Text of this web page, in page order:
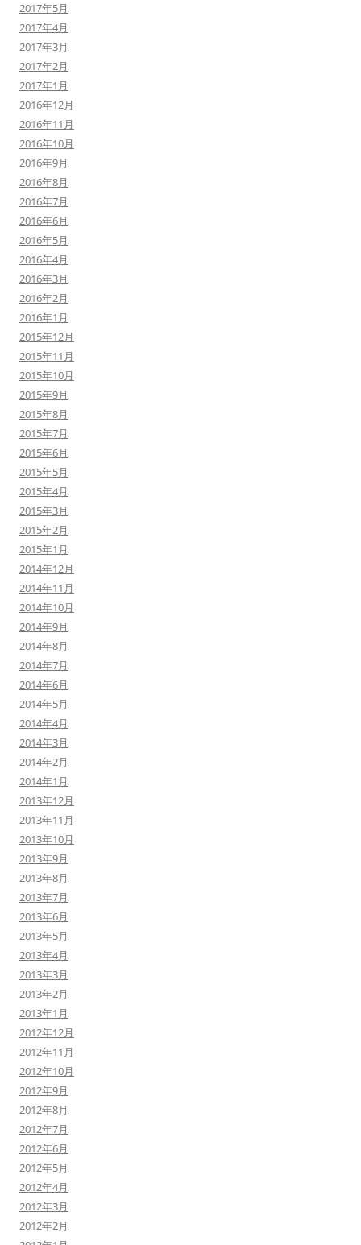
2017年5月
2017年4月
2017年3月
2017年2月
2017年1月
2016年12月
2016年11月
2016年10月
2016年9月
2016年8月
2016年7月
2016年6月
2016年5月
2016年4月
2016年3月
2016年2月
2016年1月
2015年12月
2015年11月
2015年10月
2015年9月
2015年8月
2015年7月
2015年6月
2015年5月
2015年4月
2015年3月
2015年2月
2015年1月
2014年12月
2014年11月
2014年10月
2014年9月
2014年8月
2014年7月
2014年6月
2014年5月
2014年4月
2014年3月
2014年2月
2014年1月
2013年12月
2013年11月
2013年10月
2013年9月
2013年8月
2013年7月
2013年6月
2013年5月
2013年4月
2013年3月
2013年2月
2013年1月
2012年12月
2012年11月
2012年10月
2012年9月
2012年8月
2012年7月
2012年6月
2012年5月
2012年4月
2012年3月
2012年2月